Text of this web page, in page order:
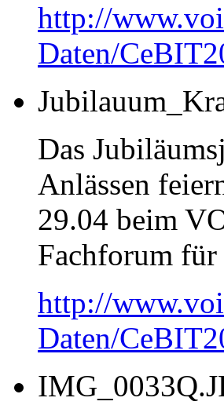
http://
Daten/
Das
Anlässen
29.04 beim
Fachforum
http://
Daten/